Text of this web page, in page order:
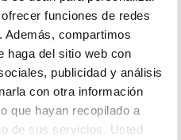
funciones de redes
Además, compartimos
haga del sitio web con
publicidad y análisis
con otra información
que hayan recopilado a
de sus servicios. Usted
Inteligencia
Apoyo De Los
FEDER